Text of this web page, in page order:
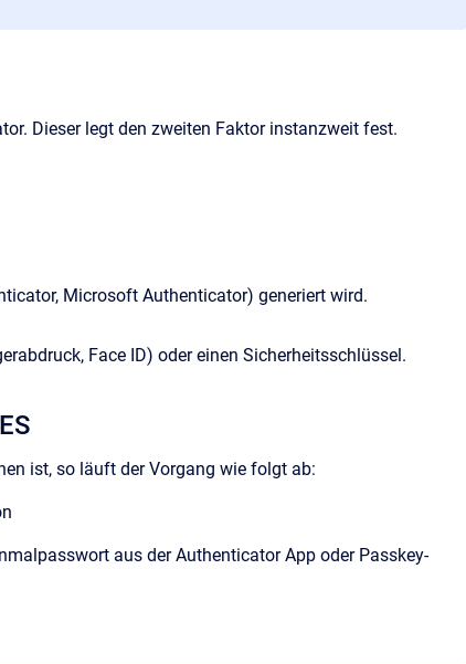
Dieser legt den zweiten Faktor instanzweit fest.
Microsoft Authenticator) generiert wird.
Face ID) oder einen Sicherheitsschlüssel.
ist, so läuft der Vorgang wie folgt ab:
aus der Authenticator App oder Passkey-